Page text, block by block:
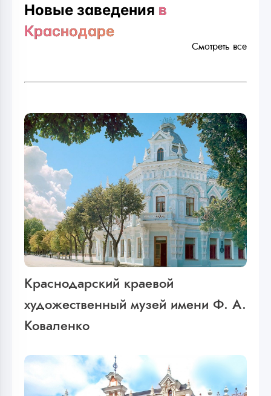
Новые заведения в
Краснодаре
Смотреть все
Краснодарский краевой
художественный музей имени Ф. А.
Коваленко